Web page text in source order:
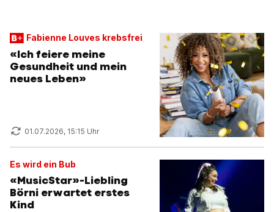
Fabienne Louves krebsfrei
«Ich feiere meine
Gesundheit und mein
neues Leben»
01.07.2026, 15:15 Uhr
Es wird ein Bub
«MusicStar»-Liebling
Börni erwartet erstes
Kind